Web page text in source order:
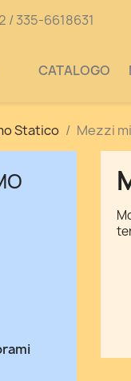
/ 335-6618631
CATALOGO
Statico Mezzi